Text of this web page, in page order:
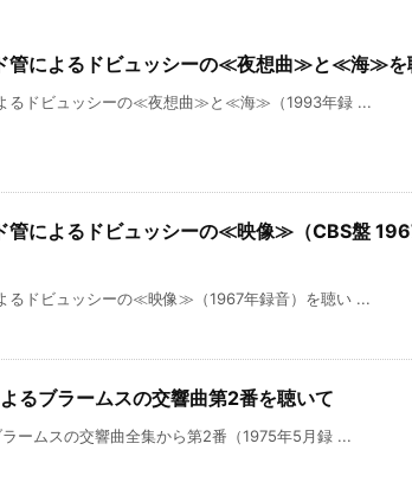
管によるドビュッシーの≪夜想曲≫と≪海≫を
るドビュッシーの≪夜想曲≫と≪海≫（1993年録 ...
管によるドビュッシーの≪映像≫（CBS盤
るドビュッシーの≪映像≫（1967年録音）を聴い ...
るブラームスの交響曲第2番を聴いて
ームスの交響曲全集から第2番（1975年5月録 ...